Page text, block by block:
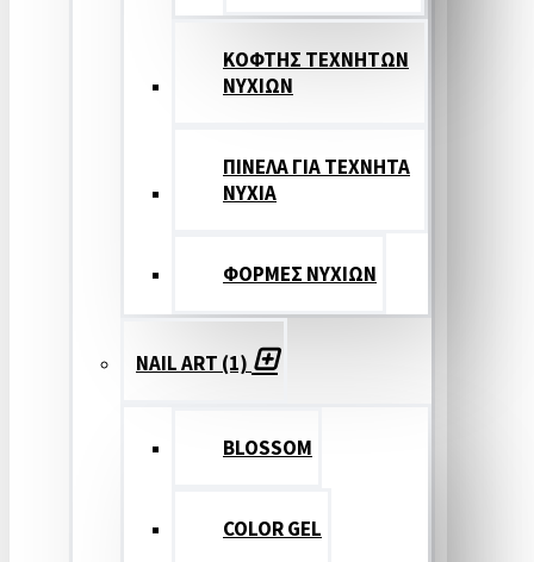
ΚΟΦΤΗΣ ΤΕΧΝΗΤΩΝ
ΝΥΧΙΩΝ
ΠΙΝΕΛΑ ΓΙΑ ΤΕΧΝΗΤΑ
ΝΥΧΙΑ
ΦΟΡΜΕΣ ΝΥΧΙΩΝ
NAIL ART (1)
BLOSSOM
COLOR GEL